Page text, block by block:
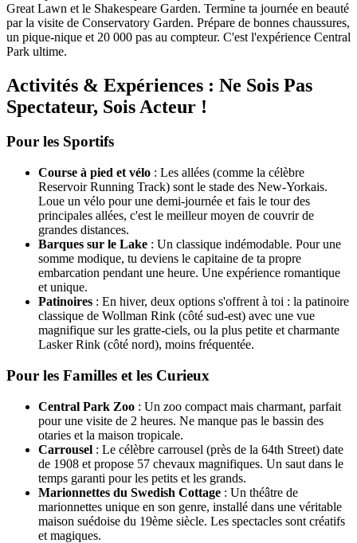
Great Lawn et le Shakespeare Garden. Termine ta journée en beauté
par la visite de Conservatory Garden. Prépare de bonnes chaussures,
un pique-nique et 20 000 pas au compteur. C'est l'expérience Central
Park ultime.
Activités & Expériences : Ne Sois Pas
Spectateur, Sois Acteur !
Pour les Sportifs
Course à pied et vélo : Les allées (comme la célèbre
Reservoir Running Track) sont le stade des New-Yorkais.
Loue un vélo pour une demi-journée et fais le tour des
principales allées, c'est le meilleur moyen de couvrir de
grandes distances.
Barques sur le Lake : Un classique indémodable. Pour une
somme modique, tu deviens le capitaine de ta propre
embarcation pendant une heure. Une expérience romantique
et unique.
Patinoires : En hiver, deux options s'offrent à toi : la patinoire
classique de Wollman Rink (côté sud-est) avec une vue
magnifique sur les gratte-ciels, ou la plus petite et charmante
Lasker Rink (côté nord), moins fréquentée.
Pour les Familles et les Curieux
Central Park Zoo : Un zoo compact mais charmant, parfait
pour une visite de 2 heures. Ne manque pas le bassin des
otaries et la maison tropicale.
Carrousel : Le célèbre carrousel (près de la 64th Street) date
de 1908 et propose 57 chevaux magnifiques. Un saut dans le
temps garanti pour les petits et les grands.
Marionnettes du Swedish Cottage : Un théâtre de
marionnettes unique en son genre, installé dans une véritable
maison suédoise du 19ème siècle. Les spectacles sont créatifs
et magiques.